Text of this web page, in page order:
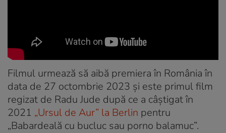
Filmul urmează să aibă premiera în România în
data de 27 octombrie 2023 și este primul film
regizat de Radu Jude după ce a câștigat în
2021 „Ursul de Aur” la Berlin pentru
„Babardeală cu bucluc sau porno balamuc”.